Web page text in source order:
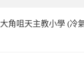
大角咀天主教小學 (冷